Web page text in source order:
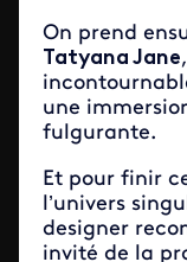
On prend
Tatyana Jane
une
fulgurante.
Et pour finir
l’univers
designer
invité de la